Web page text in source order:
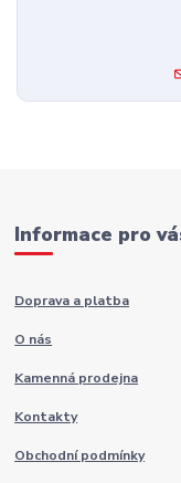
Informace pro
Doprava a platba
O nás
Kamenná prodejna
Kontakty
Obchodní podmínky